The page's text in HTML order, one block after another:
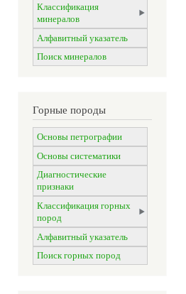
Классификация
минералов
Алфавитный указатель
Поиск минералов
Горные породы
Основы петрографии
Основы систематики
Диагностические
признаки
Классификация горных
пород
Алфавитный указатель
Поиск горных пород